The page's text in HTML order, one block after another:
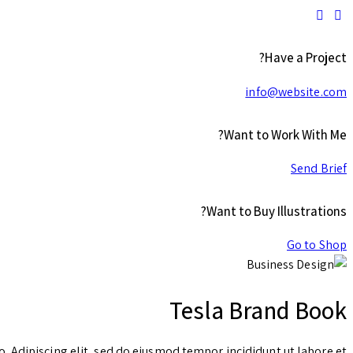
Have a Project?
info@website.com
Want to Work With Me?
Send Brief
Want to Buy Illustrations?
Go to Shop
Tesla Brand Book